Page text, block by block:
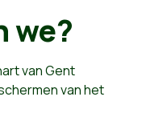
we?
van Gent
van het